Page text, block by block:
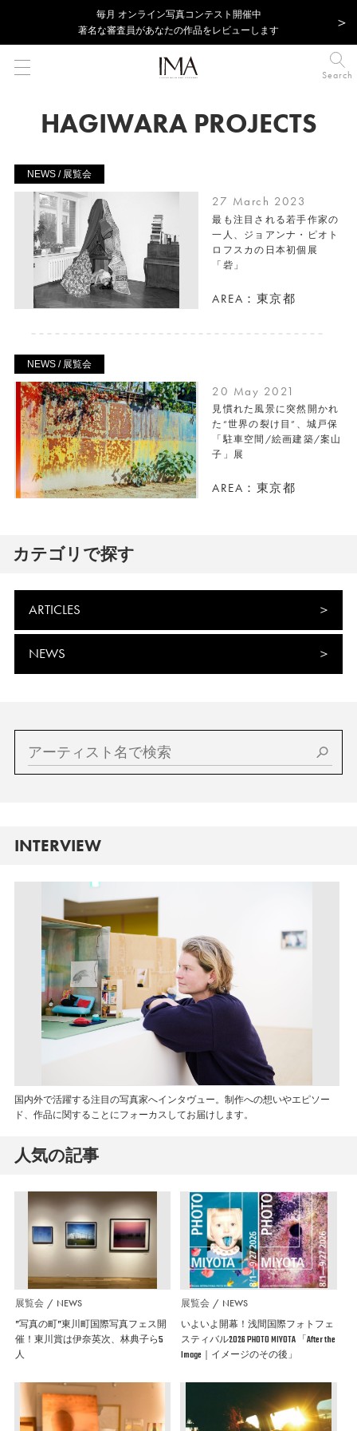
毎⽉ オンライン写真コンテスト開催中
著名な審査員があなたの作品をレビューします
Search
HAGIWARA PROJECTS
NEWS / 展覧会
27 March 2023
最も注目される若手作家の
一人、ジョアンナ・ピオト
ロフスカの日本初個展
「砦」
AREA：東京都
NEWS / 展覧会
20 May 2021
見慣れた風景に突然開かれ
た“世界の裂け目”、城戸保
「駐車空間/絵画建築/案山
子」展
AREA：東京都
カテゴリで探す
ARTICLES
NEWS
INTERVIEW
国内外で活躍する注目の写真家へインタヴュー。制作への想いやエピソー
ド、作品に関することにフォーカスしてお届けします。
人気の記事
展覧会 NEWS
”写真の町”東川町国際写真フェス開
催！東川賞は伊奈英次、林典子ら5
人
展覧会 NEWS
いよいよ開幕！浅間国際フォトフェ
スティバル2026 PHOTO MIYOTA 「After the
Image｜イメージのその後」